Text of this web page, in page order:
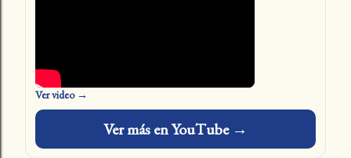
Ver video →
Ver más en YouTube →